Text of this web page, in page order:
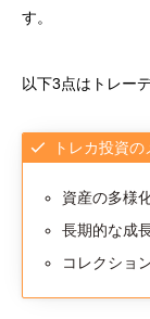
す。
以下3点はトレー
トレカ投資の
資産の多様
長期的な成
コレクショ